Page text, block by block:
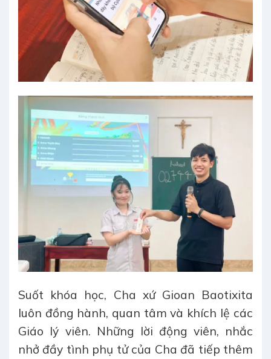
Suốt khóa học, Cha xứ Gioan Baotixita
luôn đồng hành, quan tâm và khích lệ các
Giáo lý viên. Những lời động viên, nhắc
nhở đầy tình phụ tử của Cha đã tiếp thêm